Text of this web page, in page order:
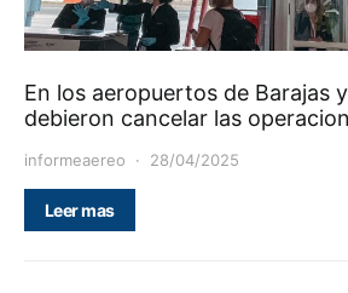
En los aeropuertos de Barajas
debieron cancelar las
informeaereo 28/04/2025
Leer mas